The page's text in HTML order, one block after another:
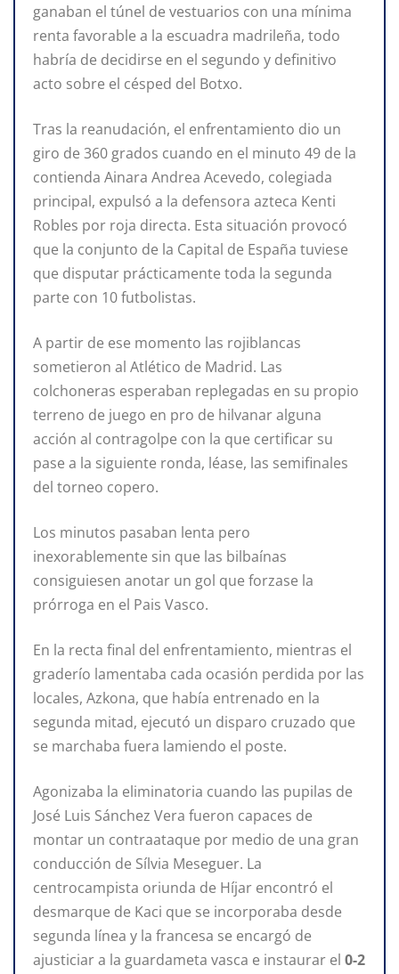
ganaban el túnel de vestuarios con una mínima
renta favorable a la escuadra madrileña, todo
habría de decidirse en el segundo y definitivo
acto sobre el césped del Botxo.
Tras la reanudación, el enfrentamiento dio un
giro de 360 grados cuando en el minuto 49 de la
contienda Ainara Andrea Acevedo, colegiada
principal, expulsó a la defensora azteca Kenti
Robles por roja directa. Esta situación provocó
que la conjunto de la Capital de España tuviese
que disputar prácticamente toda la segunda
parte con 10 futbolistas.
A partir de ese momento las rojiblancas
sometieron al Atlético de Madrid. Las
colchoneras esperaban replegadas en su propio
terreno de juego en pro de hilvanar alguna
acción al contragolpe con la que certificar su
pase a la siguiente ronda, léase, las semifinales
del torneo copero.
Los minutos pasaban lenta pero
inexorablemente sin que las bilbaínas
consiguiesen anotar un gol que forzase la
prórroga en el Pais Vasco.
En la recta final del enfrentamiento, mientras el
graderío lamentaba cada ocasión perdida por las
locales, Azkona, que había entrenado en la
segunda mitad, ejecutó un disparo cruzado que
se marchaba fuera lamiendo el poste.
Agonizaba la eliminatoria cuando las pupilas de
José Luis Sánchez Vera fueron capaces de
montar un contraataque por medio de una gran
conducción de Sílvia Meseguer. La
centrocampista oriunda de Híjar encontró el
desmarque de Kaci que se incorporaba desde
segunda línea y la francesa se encargó de
ajusticiar a la guardameta vasca e instaurar el 0-2